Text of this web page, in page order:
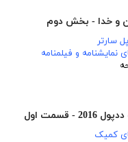
و خدا - بخش دوم
سارتر
نمایشنامه و فیلمنامه
قسمت اول
کمیک